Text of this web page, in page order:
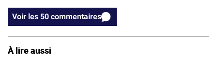
Voir les 50 commentaires
À lire aussi